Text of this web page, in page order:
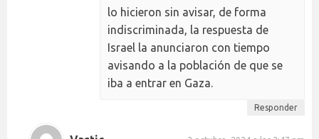
lo hicieron sin avisar, de forma
indiscriminada, la respuesta de
Israel la anunciaron con tiempo
avisando a la población de que se
iba a entrar en Gaza.
Responder